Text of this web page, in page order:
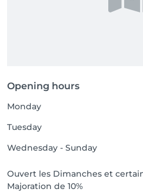
Opening hours
Monday
Tuesday
Wednesday - Sunday
Ouvert les Dimanches et
Majoration de 10%